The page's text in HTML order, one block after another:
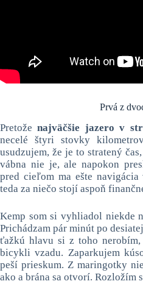
Prvá z
Pretoženajväčšie jazero v
necelé štyri stovky
usudzujem, že je to stratený
vábna nie je, ale napokon
pred cieľom ma ešte
teda za niečo stojí aspoň
Kemp som si vyhliadol niekde
Prichádzam pár minút po
ťažkú hlavu si z toho
bicykli vzadu. Zaparkujem
peší prieskum. Z maringotky
ako a brána sa otvorí. Rozložím